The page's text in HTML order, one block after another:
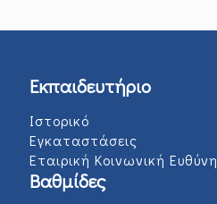
Εκπαιδευτήριο
Ιστορικό
Εγκαταστάσεις
Εταιρική Κοινωνική Ευθύνη
Βαθμίδες